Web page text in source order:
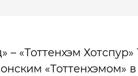
«Тоттенхэм Хотспур»
«Тоттенхэмом» в